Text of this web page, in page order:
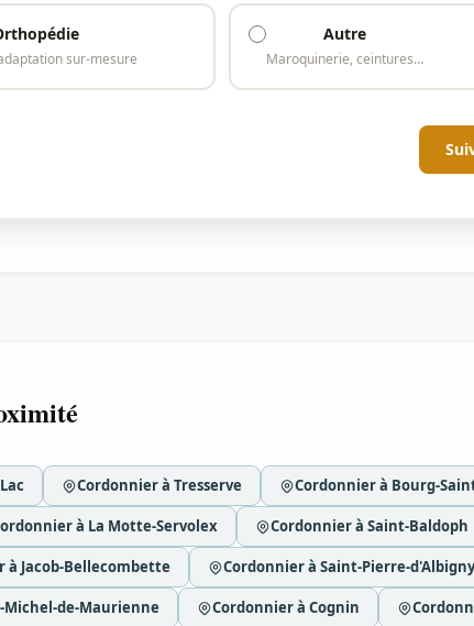
sur-mesure
Autre
Maroquinerie, ceintures…
Cordonnier à Tresserve Cordonnier à Bourg-
à La Motte-Servolex Cordonnier à Saint-Baldoph
à Jacob-Bellecombette Cordonnier à Saint-Pierre-d'Albigny
de-Maurienne Cordonnier à Cognin